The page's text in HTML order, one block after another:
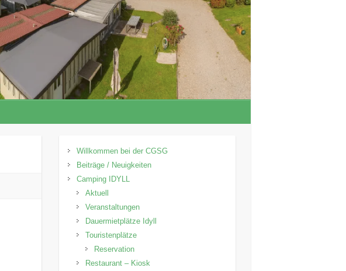
Willkommen bei der CGSG
Beiträge / Neuigkeiten
Camping IDYLL
Aktuell
Veranstaltungen
Dauermietplätze Idyll
Touristenplätze
Reservation
Restaurant – Kiosk